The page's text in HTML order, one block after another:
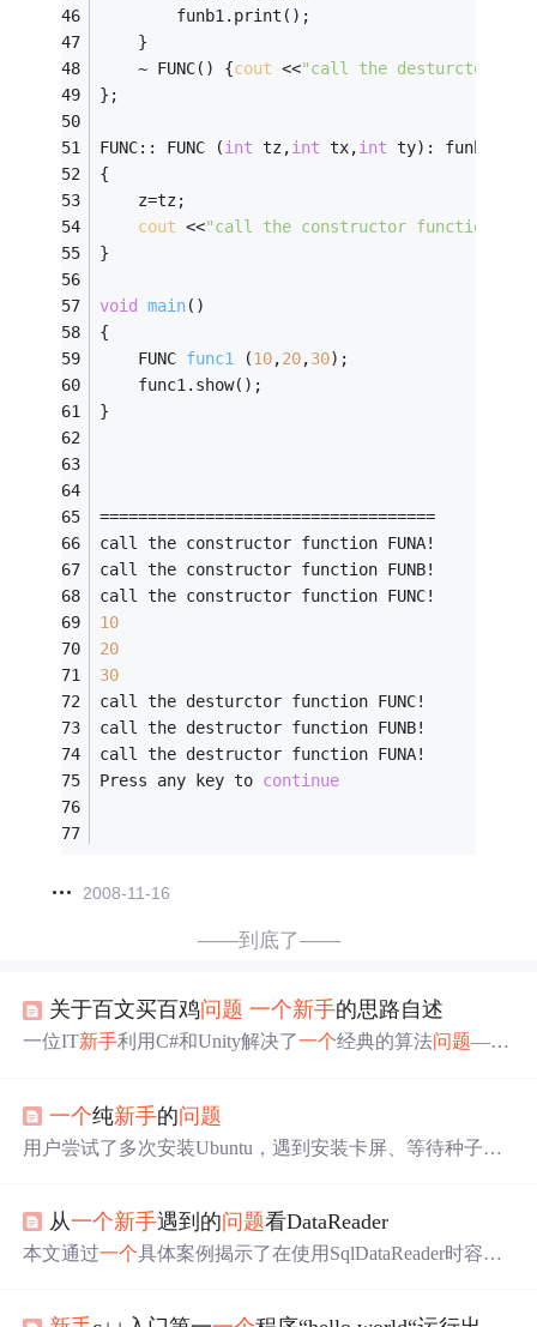
		funb1.print();
	}
    ~ FUNC() {
cout <<"call the desturctor
};
FUNC:: FUNC (int tz,int tx,int ty):
{
	z=tz;
cout <<"call the constructor function
}
void main()
{
FUNC func1 (10,20,30) ;
    func1.show();
}
===================================
call the constructor function FUNA!
call the constructor function FUNB!
call the constructor function FUNC!
10
20
30
call the desturctor function FUNC!
call the destructor function FUNB!
call the destructor function FUNA!
Press any key to continue
2008-11-16
——到底了——
关于百文买百鸡问题 一个新手的思路自述
一位IT新手利用C#和Unity解决了一个经典的算法问题——
一个纯新手的问题
用户尝试了多次安装Ubuntu，遇到安装卡屏、等待种子完
关注C盘内存占用的来源。
从一个新手遇到的问题看DataReader
本文通过一个具体案例揭示了在使用SqlDataReader时容易